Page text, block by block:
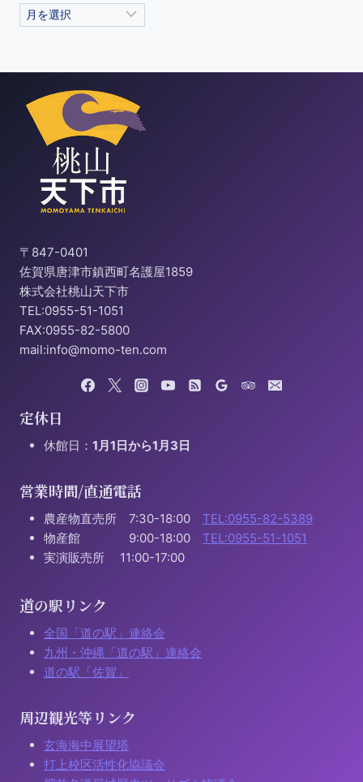
〒847-0401
佐賀県唐津市鎮西町名護屋1859
株式会社桃山天下市
TEL:0955-51-1051
FAX:0955-82-5800
mail:info@momo-ten.com
定休日
休館日： 1月1日から1月3日
営業時間/直通電話
農産物直売所 7:30-18:00 TEL:0955-82-5389
物産館 9:00-18:00 TEL:0955-51-1051
実演販売所 11:00-17:00
道の駅リンク
全国「道の駅」連絡会
九州・沖縄「道の駅」連絡会
道の駅「佐賀」
周辺観光等リンク
玄海海中展望塔
打上校区活性化協議会